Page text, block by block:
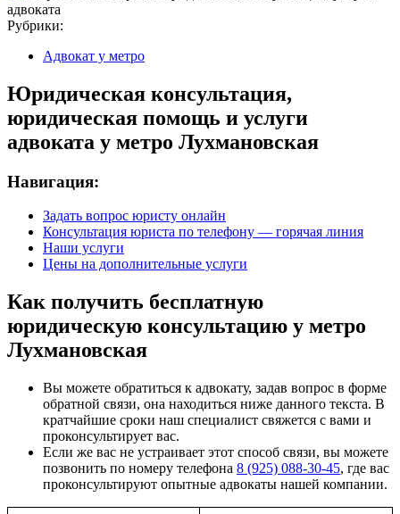
Рубрики:
Адвокат у метро
Юридическая консультация,
юридическая помощь и услуги
адвоката у метро Лухмановская
Навигация:
Задать вопрос юристу онлайн
Консультация юриста по телефону — горячая линия
Наши услуги
Цены на дополнительные услуги
Как получить бесплатную
юридическую консультацию у метро
Лухмановская
Вы можете обратиться к адвокату, задав вопрос в форме
обратной связи, она находиться ниже данного текста. В
кратчайшие сроки наш специалист свяжется с вами и
проконсультирует вас.
Если же вас не устраивает этот способ связи, вы можете
позвонить по номеру телефона 8 (925) 088-30-45, где вас
проконсультируют опытные адвокаты нашей компании.